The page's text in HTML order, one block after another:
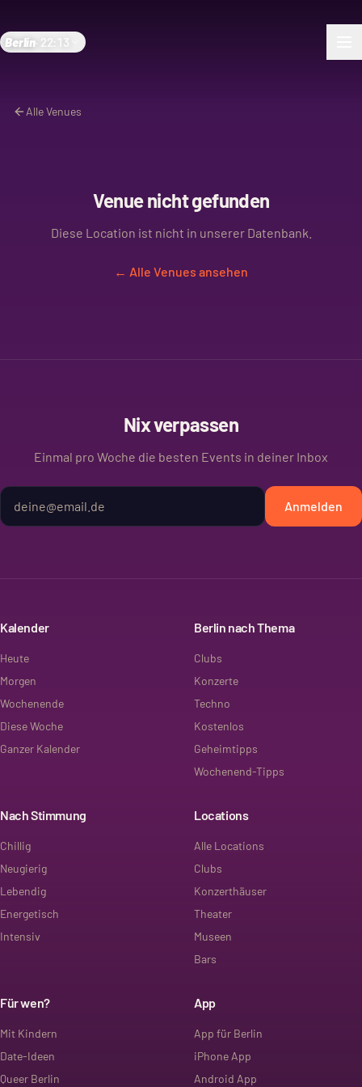
Berlin 22:13
Alle Venues
Venue nicht gefunden
Diese Location ist nicht in unserer Datenbank.
← Alle Venues ansehen
Nix verpassen
Einmal pro Woche die besten Events in deiner Inbox
Anmelden
Kalender
Heute
Morgen
Wochenende
Diese Woche
Ganzer Kalender
Berlin nach Thema
Clubs
Konzerte
Techno
Kostenlos
Geheimtipps
Wochenend-Tipps
Nach Stimmung
Chillig
Neugierig
Lebendig
Energetisch
Intensiv
Locations
Alle Locations
Clubs
Konzerthäuser
Theater
Museen
Bars
Für wen?
Mit Kindern
Date-Ideen
Queer Berlin
App
App für Berlin
iPhone App
Android App